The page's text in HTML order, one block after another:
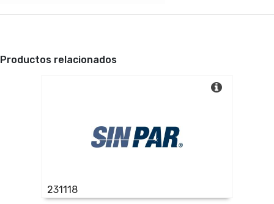
Productos relacionados
231118